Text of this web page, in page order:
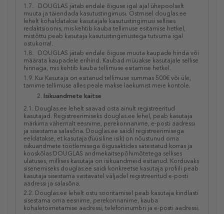
1.7. DOUGLAS jätab endale õiguse igal ajal ühepoolselt
muuta ja täiendada kasutustingimusi. Ostmisel douglas.ee
lehelt kohaldatakse kasutajale kasutustingimusi sellises
redaktsioonis, mis kehtib kauba tellimuse esitamise hetkel,
mistõttu peab kasutaja kasutustingimustega tutvuma igal
ostukorral.
1.8. DOUGLAS jätab endale õiguse muuta kaupade hinda või
määrata kaupadele erihind. Kaubad müüakse kasutajale sellise
hinnaga, mis kehtib kauba tellimuse esitamise hetkel.
1.9. Kui Kasutaja on esitanud tellimuse summas 500€ või üle,
tarnime tellimuse alles peale makse laekumist meie kontole.
Isikuandmete kaitse
2.1. Douglas.ee lehelt saavad osta ainult registreeritud
kasutajad. Registreerimiseks douglas.ee lehel, peab kasutaja
märkima vähemalt eesnime, perekonnanime, e-posti aadressi
ja sisestama salasõna. Douglas.ee saidil registreerimisega
eeldatakse, et kasutaja (füüsiline isik) on nõustunud oma
isikuandmete töötlemisega õigusaktides sätestatud korras ja
kooskõlas DOUGLAS andmekaitsepõhimõtetega sellises
ulatuses, millises kasutaja on isikuandmeid esitanud. Korduvaks
sisenemiseks douglas.ee saidi konkreetse kasutaja profiili peab
kasutaja sisestama vastavatel väljadel registreeritud e-posti
aadressi ja salasõna.
2.2. Douglas.ee lehelt ostu sooritamisel peab kasutaja kindlasti
sisestama oma eesnime, perekonnanime, kauba
kohaletoimetamise aadressi, telefoninumbri ja e-posti aadressi.